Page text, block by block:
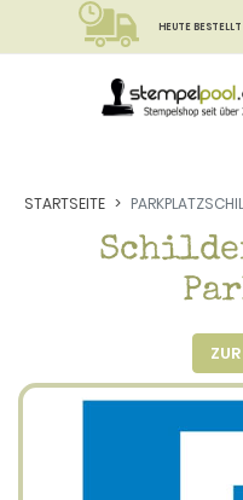
HEUTE
STARTSEITE